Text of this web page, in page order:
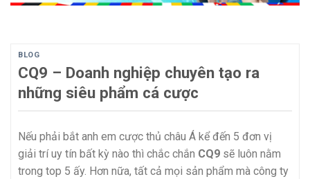
BLOG
CQ9 – Doanh nghiệp chuyên tạo ra
những siêu phẩm cá cược
Nếu phải bắt anh em cược thủ châu Á kể đến 5 đơn vị
giải trí uy tín bất kỳ nào thì chắc chắn CQ9 sẽ luôn nằm
trong top 5 ấy. Hơn nữa, tất cả mọi sản phẩm mà công ty